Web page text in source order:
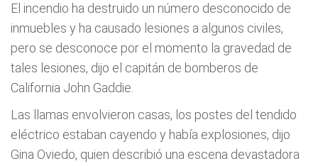
El incendio ha destruido un número desconocido de
inmuebles y ha causado lesiones a algunos civiles,
pero se desconoce por el momento la gravedad de
tales lesiones, dijo el capitán de bomberos de
California John Gaddie.
Las llamas envolvieron casas, los postes del tendido
eléctrico estaban cayendo y había explosiones, dijo
Gina Oviedo, quien describió una escena devastadora